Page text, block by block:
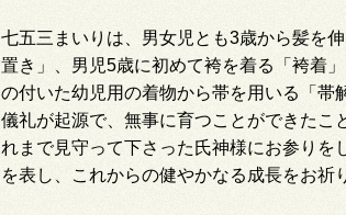
七五三まいりは、男女児とも3歳から髪を
置き」、男児5歳に初めて袴を着る「袴着」
の付いた幼児用の着物から帯を用いる
「帯
儀礼が起源で、 無事に育つことができたこ
れまで見守って下さった氏神様にお参りを
を表し、
これからの健やかなる 成長をお祈